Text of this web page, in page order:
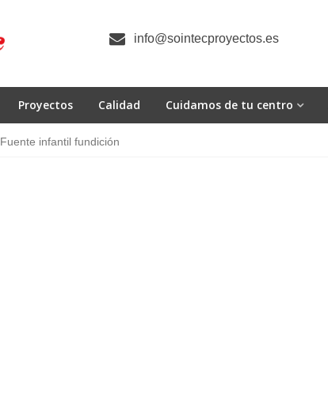
info@sointecproyectos.es
Proyectos Calidad Cuidamos de tu centro
Fuente infantil fundición